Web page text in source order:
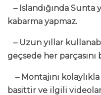
– Islandığında Sunta
kabarma yapmaz.
– Uzun yıllar
geçsede her
– Montajını
basittir ve ilgili